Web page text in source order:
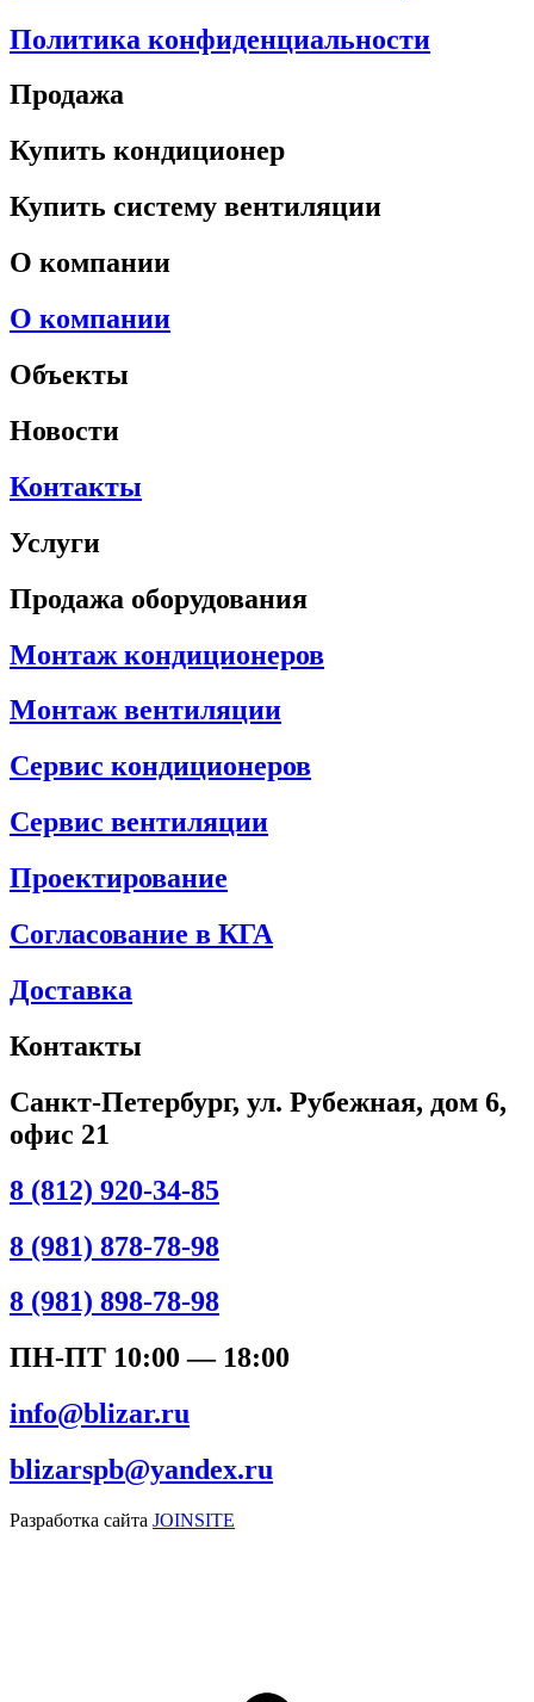
Политика конфиденциальности
Продажа
Купить кондиционер
Купить систему вентиляции
О компании
О компании
Объекты
Новости
Контакты
Услуги
Продажа оборудования
Монтаж кондиционеров
Монтаж вентиляции
Сервис кондиционеров
Сервис вентиляции
Проектирование
Согласование в КГА
Доставка
Контакты
Санкт-Петербург, ул. Рубежная, дом 6,
офис 21
8 (812) 920-34-85
8 (981) 878-78-98
8 (981) 898-78-98
ПН-ПТ 10:00 — 18:00
info@blizar.ru
blizarspb@yandex.ru
Разработка сайта JOINSITE